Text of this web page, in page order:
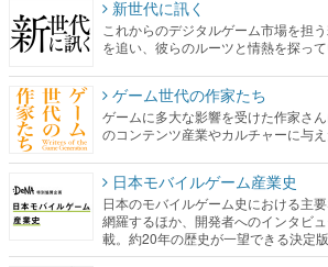
ゲーム世代の作家たち
ゲームに多大な影響を受けた作家さ
のコンテンツ産業やカルチャーに与え
日本モバイルゲーム産業史
日本のモバイルゲーム史における主
網羅するほか、開発者へのインタビュ
若ゲのいたり〜ゲームクリエイ
『うつヌケ』『ペンと箸』等で知ら
生によるゲーム業界レポートマンガで